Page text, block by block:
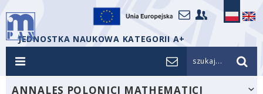
JEDNOSTKA NAUKOWA KATEGORII A+
szukaj...
ANNALES POLONICI MATHEMATICI